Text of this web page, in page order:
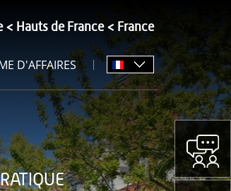
Hauts de France France
D'AFFAIRES